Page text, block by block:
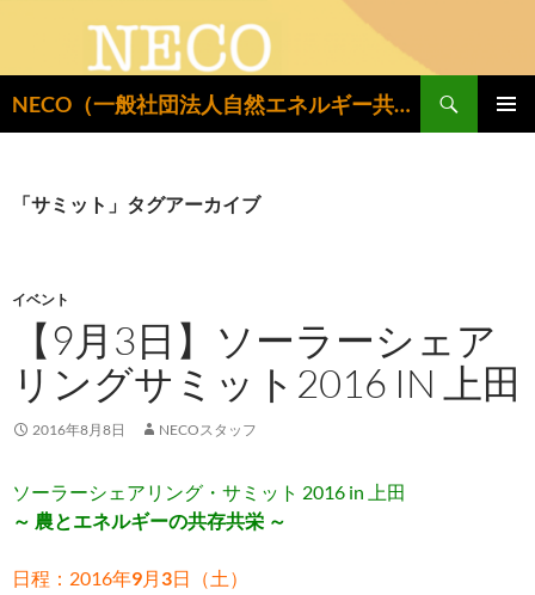
NECO（一般社団法人自然エネルギー共同設置推進機構）
索
ン
キ
「サミット」タグアーカイブ
イベント
【9月3日】ソーラーシェア
リングサミット2016 IN 上田
2016年8月8日 NECOスタッフ
ソーラーシェアリング・サミット 2016 in 上田
～ 農とエネルギーの共存共栄 ～
日程：2016年9月3日（土）